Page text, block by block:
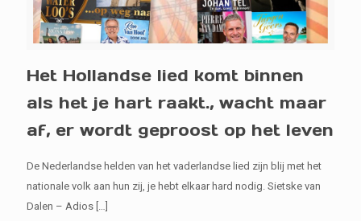
Het Hollandse lied komt binnen
als het je hart raakt., wacht maar
af, er wordt geproost op het leven
De Nederlandse helden van het vaderlandse lied zijn blij met het
nationale volk aan hun zij, je hebt elkaar hard nodig. Sietske van
Dalen – Adios